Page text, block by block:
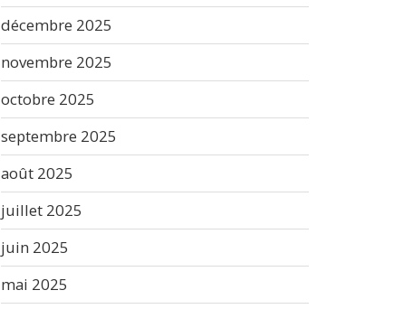
décembre 2025
novembre 2025
octobre 2025
septembre 2025
août 2025
juillet 2025
juin 2025
mai 2025